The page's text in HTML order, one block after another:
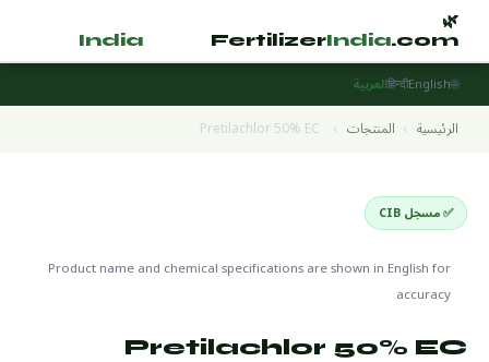
🌿
FertilizerIndia.com
India
🌐
English
हिन्दीالعربية
الرئيسية › المنتجات ›
Pretilachlor 50% EC
✅ مسجل CIB
Product name and chemical specifications are shown in English for
accuracy
Pretilachlor 50% EC